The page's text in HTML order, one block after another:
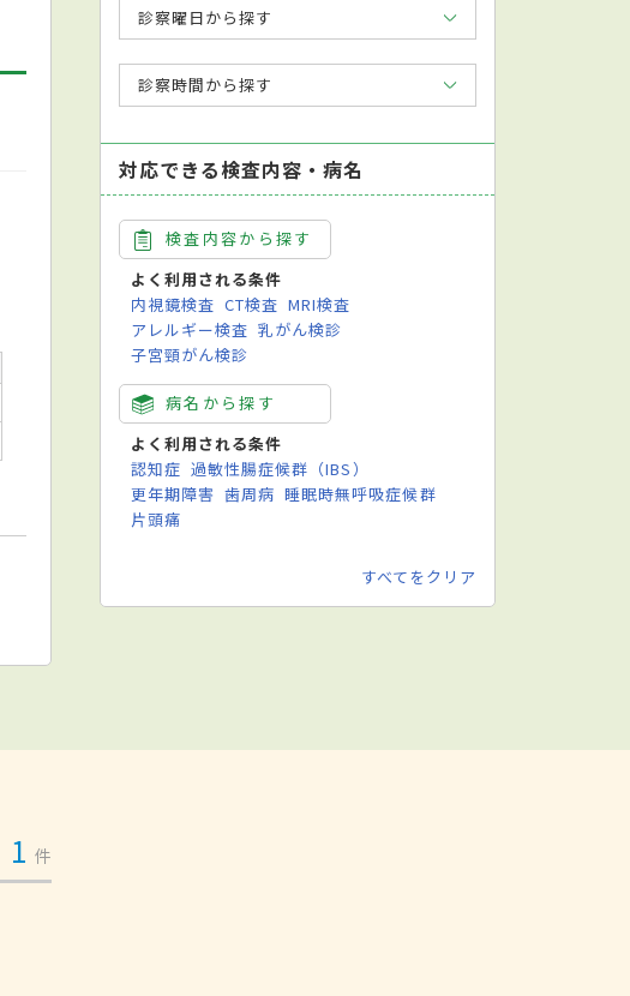
診察曜日から探す
診察時間から探す
対応できる検査内容・病名
検査内容から探す
よく利用される条件
内視鏡検査 CT検査 MRI検査
アレルギー検査 乳がん検診
子宮頸がん検診
病名から探す
よく利用される条件
認知症 過敏性腸症候群（IBS）
更年期障害 歯周病 睡眠時無呼吸症候群
片頭痛
すべてをクリア
1 件